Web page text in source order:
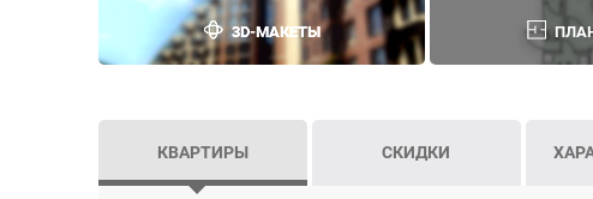
3D-МАКЕТЫ
КВАРТИРЫ СКИДКИ